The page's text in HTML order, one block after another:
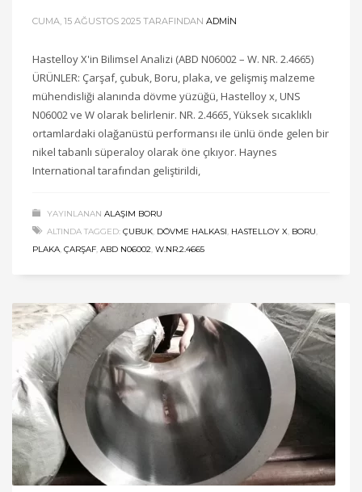
CUMA, 15 AĞUSTOS 2025 TARAFINDAN ADMIN
Hastelloy X'in Bilimsel Analizi (ABD N06002 – W. NR. 2.4665)
ÜRÜNLER: Çarşaf, çubuk, Boru, plaka, ve gelişmiş malzeme
mühendisliği alanında dövme yüzüğü, Hastelloy x, UNS
N06002 ve W olarak belirlenir. NR. 2.4665, Yüksek sıcaklıklı
ortamlardaki olağanüstü performansı ile ünlü önde gelen bir
nikel tabanlı süperaloy olarak öne çıkıyor. Haynes
International tarafından geliştirildi,
YAYINLANAN ALAŞIM BORU
ALTINDA TAGGED: ÇUBUK, DÖVME HALKASI, HASTELLOY X, BORU,
PLAKA, ÇARŞAF, ABD N06002, W.NR.2.4665